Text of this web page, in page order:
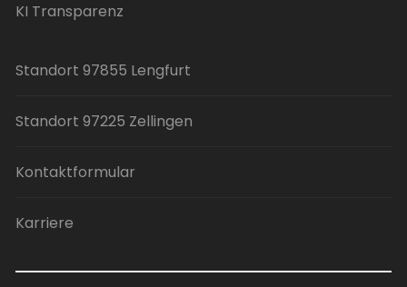
KI Transparenz
Standort 97855 Lengfurt
Standort 97225 Zellingen
Kontaktformular
Karriere